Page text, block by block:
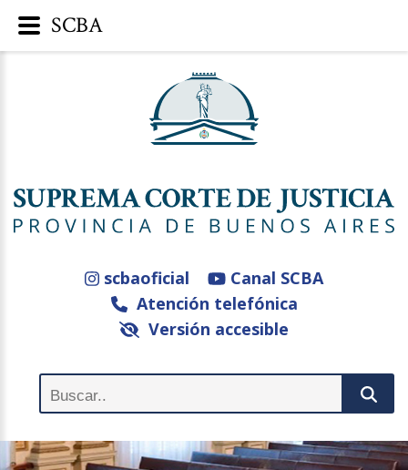
scbaoficial
Canal SCBA
Atención telefónica
Versión accesible
SCBA